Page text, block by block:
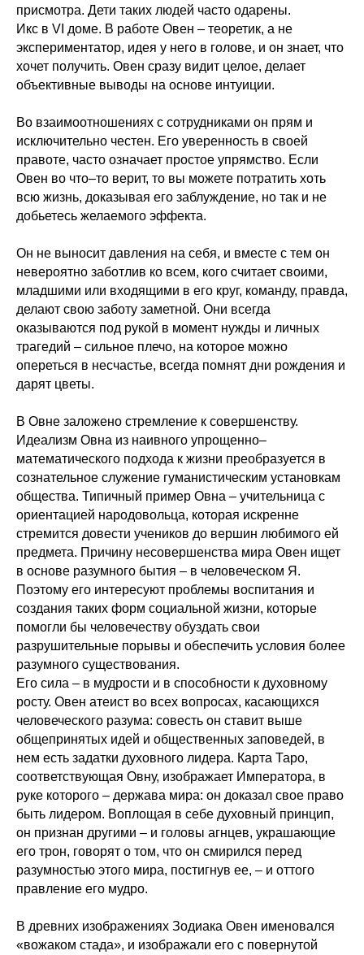
присмотра. Дети таких людей часто одарены.
Икс в VI доме. В работе Овен – теоретик, а не
экспериментатор, идея у него в голове, и он знает, что
хочет получить. Овен сразу видит целое, делает
объективные выводы на основе интуиции.
Во взаимоотношениях с сотрудниками он прям и
исключительно честен. Его уверенность в своей
правоте, часто означает простое упрямство. Если
Овен во что–то верит, то вы можете потратить хоть
всю жизнь, доказывая его заблуждение, но так и не
добьетесь желаемого эффекта.
Он не выносит давления на себя, и вместе с тем он
невероятно заботлив ко всем, кого считает своими,
младшими или входящими в его круг, команду, правда,
делают свою заботу заметной. Они всегда
оказываются под рукой в момент нужды и личных
трагедий – сильное плечо, на которое можно
опереться в несчастье, всегда помнят дни рождения и
дарят цветы.
В Овне заложено стремление к совершенству.
Идеализм Овна из наивного упрощенно–
математического подхода к жизни преобразуется в
сознательное служение гуманистическим установкам
общества. Типичный пример Овна – учительница с
ориентацией народовольца, которая искренне
стремится довести учеников до вершин любимого ей
предмета. Причину несовершенства мира Овен ищет
в основе разумного бытия – в человеческом Я.
Поэтому его интересуют проблемы воспитания и
создания таких форм социальной жизни, которые
помогли бы человечеству обуздать свои
разрушительные порывы и обеспечить условия более
разумного существования.
Его сила – в мудрости и в способности к духовному
росту. Овен атеист во всех вопросах, касающихся
человеческого разума: совесть он ставит выше
общепринятых идей и общественных заповедей, в
нем есть задатки духовного лидера. Карта Таро,
соответствующая Овну, изображает Императора, в
руке которого – держава мира: он доказал свое право
быть лидером. Воплощая в себе духовный принцип,
он признан другими – и головы агнцев, украшающие
его трон, говорят о том, что он смирился перед
разумностью этого мира, постигнув ее, – и оттого
правление его мудро.
В древних изображениях Зодиака Овен именовался
«вожаком стада», и изображали его с повернутой